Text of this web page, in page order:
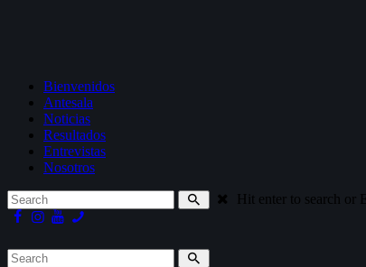
Bienvenidos
Antesala
Noticias
Resultados
Entrevistas
Nosotros
Hit enter to search or